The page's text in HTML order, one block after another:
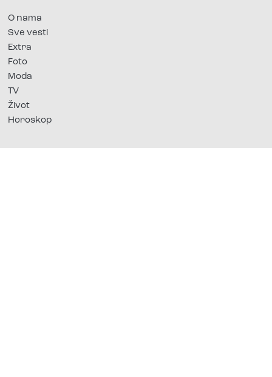
O nama
Sve vesti
Extra
Foto
Moda
TV
Život
Horoskop